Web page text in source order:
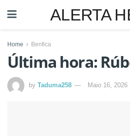
ALERTA
Home Benfica
Última hora:
by Taduma258 Maio 16, 2026